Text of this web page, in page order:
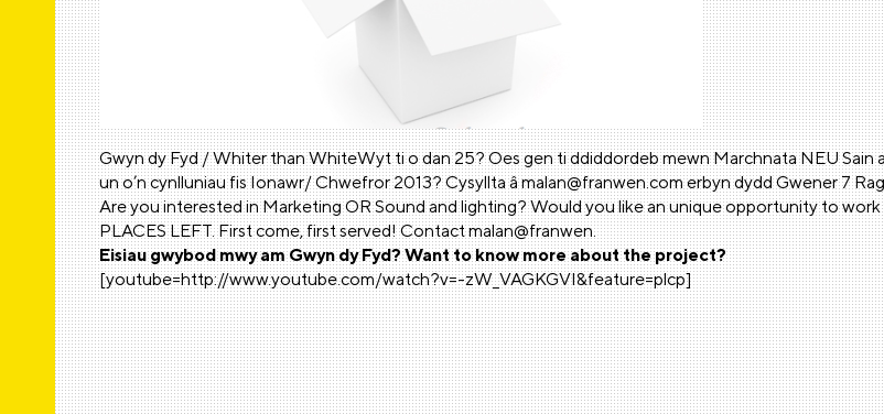
Gwyn dy Fyd / Whiter than WhiteWyt ti o dan 25? Oes gen ti ddiddordeb mewn Marchnata NEU Sain
un o’n cynlluniau fis Ionawr/ Chwefror 2013? Cysyllta â malan@franwen.com erbyn dydd Gwener 7
Are you interested in Marketing OR Sound and lighting? Would you like an unique opportunity to
PLACES LEFT. First come, first served! Contact malan@franwen.
Eisiau gwybod mwy am Gwyn dy Fyd? Want to know more about the project?
[youtube=http://www.youtube.com/watch?v=-zW_VAGKGVI&feature=plcp]